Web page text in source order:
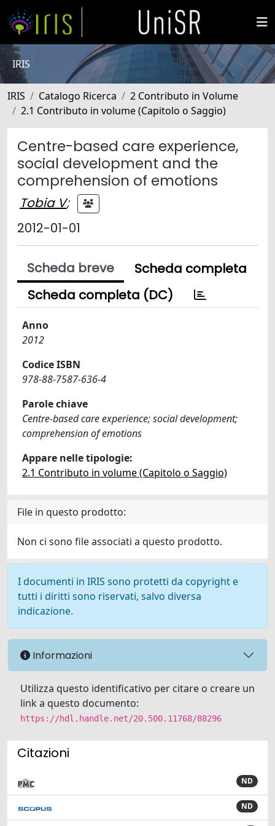
IRIS
IRIS Catalogo Ricerca
2 Contributo in Volume
2.1 Contributo in volume (Capitolo o Saggio)
Centre-based care experience,
social development and the
comprehension of emotions
Tobia V;
2012-01-01
Scheda breve
Scheda completa
Scheda completa (DC)
Anno
2012
Codice ISBN
978-88-7587-636-4
Parole chiave
Centre-based care experience; social development;
comprehension of emotions
Appare nelle tipologie:
2.1 Contributo in volume (Capitolo o Saggio)
File in questo prodotto:
Non ci sono file associati a questo prodotto.
I documenti in IRIS sono protetti da copyright e
tutti i diritti sono riservati, salvo diversa
indicazione.
Informazioni
Utilizza questo identificativo per citare o creare un
link a questo documento:
https://hdl.handle.net/20.500.11768/88296
Citazioni
ND
ND